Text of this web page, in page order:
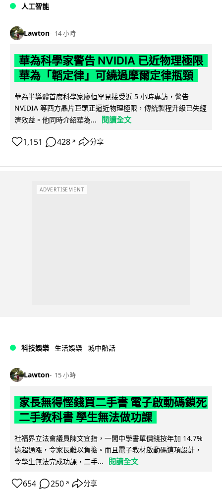
人工智能
Lawton 14 小時
華為科學家警告 NVIDIA 已近物理極限
華為「韜定律」可繞過摩爾定律瓶頸
華為半導體首席科學家廖恒罕見接受近 5 小時專訪，警告
NVIDIA 等西方晶片巨頭正逼近物理極限，傳統製程升級已失經
濟效益。他同時介紹華為...
閱讀全文
1,151 428 ↗ 分享
ADVERTISEMENT
科技娛樂 生活娛樂 城中熱話
Lawton 15 小時
家長無得慳錢買二手書 電子啟動碼鎖死
二手教科書 學生無法做功課
社福界立法會議員陳文宜指，一間中學書單價錢按年加 14.7%
遠超通漲，令家長難以負擔。而且電子教材啟動碼這項設計，
令學生無法完成功課，二手...
閱讀全文
654 250 ↗ 分享